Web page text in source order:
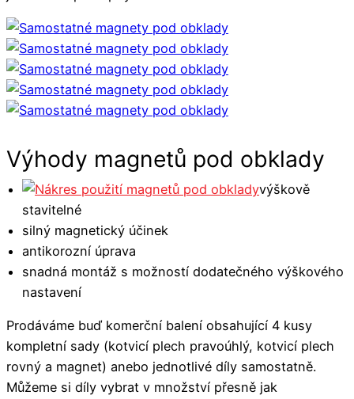
Výhody magnetů pod obklady
výškově
stavitelné
silný magnetický účinek
antikorozní úprava
snadná montáž s možností dodatečného výškového
nastavení
Prodáváme buď komerční balení obsahující 4 kusy
kompletní sady (kotvicí plech pravoúhlý, kotvicí plech
rovný a magnet) anebo jednotlivé díly samostatně.
Můžeme si díly vybrat v množství přesně jak